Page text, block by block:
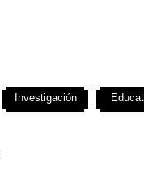
Investigación